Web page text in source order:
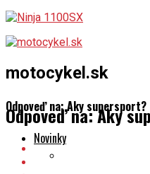
motocykel.sk
Odpoveď na: Aky supersport?
Novinky
Odpoveď na: Aky